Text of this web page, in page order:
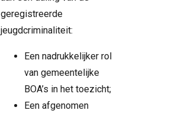
geregistreerde
jeugdcriminaliteit:
Een nadrukkelijker rol
van gemeentelijke
BOA’s in het toezicht;
Een afgenomen